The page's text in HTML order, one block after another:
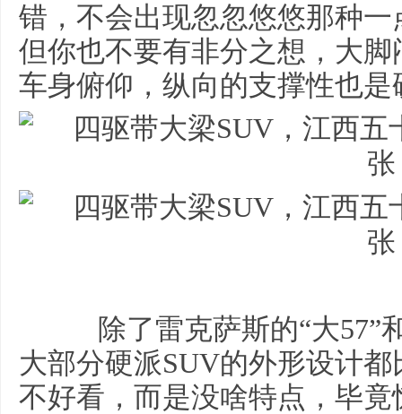
错，不会出现忽忽悠悠那种
但你也不要有非分之想，大
车身俯仰，纵向的支撑性也
除了雷克萨斯的“大57”
大部分硬派SUV的外形设计
不好看，而是没啥特点，毕